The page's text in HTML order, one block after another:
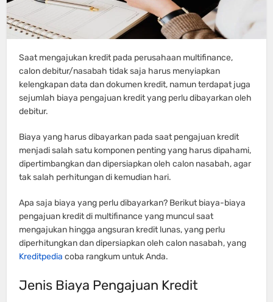
Saat mengajukan kredit pada perusahaan multifinance,
calon debitur/nasabah tidak saja harus menyiapkan
kelengkapan data dan dokumen kredit, namun terdapat juga
sejumlah biaya pengajuan kredit yang perlu dibayarkan oleh
debitur.
Biaya yang harus dibayarkan pada saat pengajuan kredit
menjadi salah satu komponen penting yang harus dipahami,
dipertimbangkan dan dipersiapkan oleh calon nasabah, agar
tak salah perhitungan di kemudian hari.
Apa saja biaya yang perlu dibayarkan? Berikut biaya-biaya
pengajuan kredit di multifinance yang muncul saat
mengajukan hingga angsuran kredit lunas, yang perlu
diperhitungkan dan dipersiapkan oleh calon nasabah, yang
Kreditpedia coba rangkum untuk Anda.
Jenis Biaya Pengajuan Kredit